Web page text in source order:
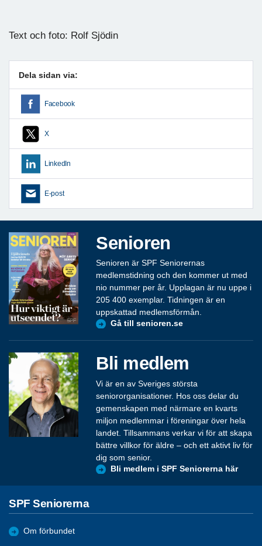
Text och foto: Rolf Sjödin
Dela sidan via:
Facebook
X
LinkedIn
E-post
Senioren
Senioren är SPF Seniorernas
medlemstidning och den kommer ut med
nio nummer per år. Upplagan är nu uppe i
205 400 exemplar. Tidningen är en
uppskattad medlemsförmån.
Gå till senioren.se
Bli medlem
Vi är en av Sveriges största
seniororganisationer. Hos oss delar du
gemenskapen med närmare en kvarts
miljon medlemmar i föreningar över hela
landet. Tillsammans verkar vi för att skapa
bättre villkor för äldre – och ett aktivt liv för
dig som senior.
Bli medlem i SPF Seniorerna här
SPF Seniorerna
Om förbundet